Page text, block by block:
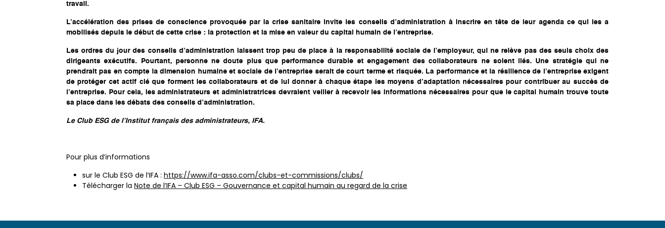
travail.
L’accélération des prises de conscience provoquée par la crise sanitaire invite les conseils d’administration à inscrire en tête de leur agenda ce qui les a
mobilisés depuis le début de cette crise : la protection et la mise en valeur du capital humain de l’entreprise.
Les ordres du jour des conseils d’administration laissent trop peu de place à la responsabilité sociale de l’employeur, qui ne relève pas des seuls choix des
dirigeants exécutifs. Pourtant, personne ne doute plus que performance durable et engagement des collaborateurs ne soient liés. Une stratégie qui ne
prendrait pas en compte la dimension humaine et sociale de l’entreprise serait de court terme et risquée. La performance et la résilience de l’entreprise exigent
de protéger cet actif clé que forment les collaborateurs et de lui donner à chaque étape les moyens d’adaptation nécessaires pour contribuer au succès de
l’entreprise. Pour cela, les administrateurs et administratrices devraient veiller à recevoir les informations nécessaires pour que le capital humain trouve toute
sa place dans les débats des conseils d’administration.
Le Club ESG de l’Institut français des administrateurs, IFA.
Pour plus d’informations
sur le Club ESG de l’IFA : https://www.ifa-asso.com/clubs-et-commissions/clubs/
Télécharger la Note de l’IFA – Club ESG – Gouvernance et capital humain au regard de la crise